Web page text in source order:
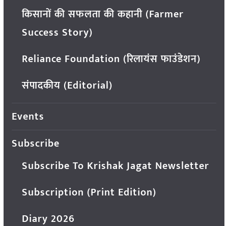
किसानों की सफलता की कहानी (Farmer
Success Story)
Reliance Foundation (रिलायंस फाउंडेशन)
संपादकीय (Editorial)
Events
Subscribe
Subscribe To Krishak Jagat Newsletter
Subscription (Print Edition)
Diary 2026